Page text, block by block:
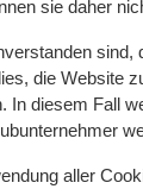
sie daher
sind,
die Website
In diesem Fall
aller